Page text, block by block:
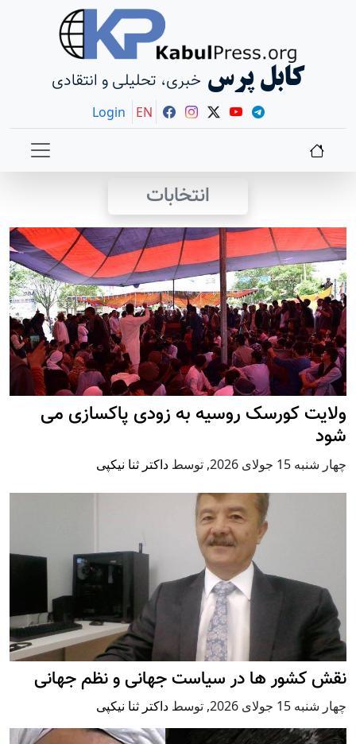
کابل پرس خبری، تحلیلی و انتقادی
Login EN
انتخابات
ولایت کورسک روسیه به زودی پاکسازی می
شود
چهار شنبه 15 جولای 2026 , توسط داکتر ثنا نیکپی
نقش کشور ها در سیاست جهانی و نظم جهانی
چهار شنبه 15 جولای 2026 , توسط داکتر ثنا نیکپی